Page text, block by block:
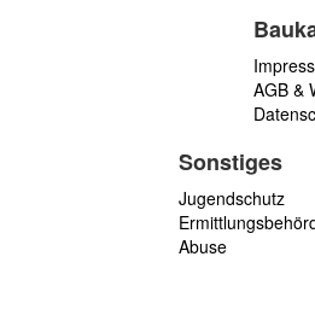
AGB &
Sonstiges
Jugendschutz
Abuse